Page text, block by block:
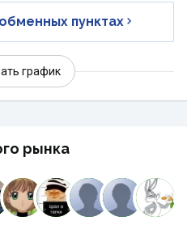
пунктах
график
рынка